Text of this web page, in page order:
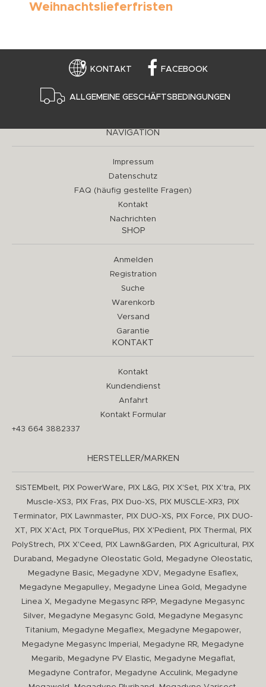
Weihnachtslieferfristen
KONTAKT FACEBOOK
ALLGEMEINE GESCHÄFTSBEDINGUNGEN
NAVIGATION
Impressum
Datenschutz
FAQ (häufig gestellte Fragen)
Kontakt
Nachrichten
SHOP
Anmelden
Registration
Suche
Warenkorb
Versand
Garantie
KONTAKT
Kontakt
Kundendienst
Anfahrt
Kontakt Formular
+43 664 3882337
HERSTELLER/MARKEN
SISTEMbelt, PIX PowerWare, PIX L&G, PIX X'Set, PIX X'tra,
PIX
Muscle-XS3, PIX Fras, PIX Duo-XS, PIX MUSCLE-XR3,
PIX
Terminator, PIX Lawnmaster, PIX DUO-XS, PIX Force,
PIX DUO-
XT
, PIX X'Act, PIX TorquePlus, PIX X'Pedient, PIX Thermal ,
PIX
PolyStrech, PIX X'Ceed , PIX Lawn&Garden, PIX Agricultural ,
PIX
Duraband , Megadyne Oleostatic Gold , Megadyne Oleostatic,
Megadyne Basic, Megadyne XDV, Megadyne Esaflex,
Megadyne Megapulley, Megadyne Linea Gold ,
Megadyne
Linea X, Megadyne Megasync RPP,
Megadyne Megasync
Silver, Megadyne Megasync Gold ,
Megadyne Megasync
Titanium, Megadyne Megaflex, Megadyne Megapower,
Megadyne Megasync Imperial , Megadyne RR,
Megadyne
Megarib, Megadyne PV Elastic, Megadyne Megaflat,
Megadyne Contrafor, Megadyne Acculink,
Megadyne